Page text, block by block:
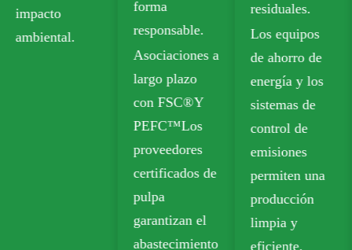
responsable.
residuales.
Los equipos
de ahorro de
energía y los
sistemas de
control de
emisiones
permiten una
producción
limpia y
eficiente.
alimentos.
Nuestras
opciones
reciclables
incluyen
Tablero de
caja plegable
(FBB) y
Tablero de
marfil para